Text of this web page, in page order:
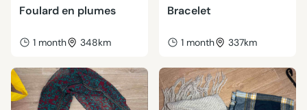
Foulard en plumes
1 month 348km
Bracelet
1 month 337km